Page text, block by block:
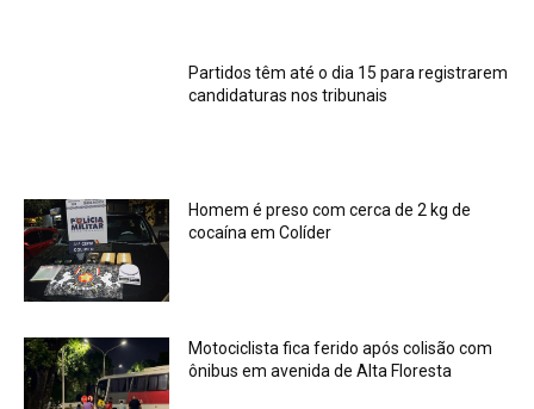
Partidos têm até o dia 15 para registrarem
candidaturas nos tribunais
Homem é preso com cerca de 2 kg de
cocaína em Colíder
Motociclista fica ferido após colisão com
ônibus em avenida de Alta Floresta